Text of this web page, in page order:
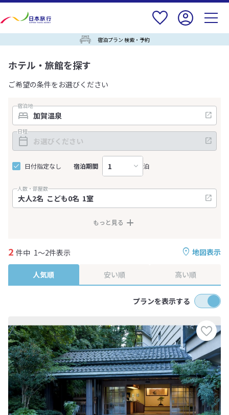
宿泊プラン 検索・予約
ホテル・旅館を探す
ご希望の条件をお選びください
宿泊地
日程
日付指定なし 宿泊期間 泊
人数・部屋数
もっと見る
地図表示
2 件中 1～2件表示
人気順 安い順 高い順
プランを表示する